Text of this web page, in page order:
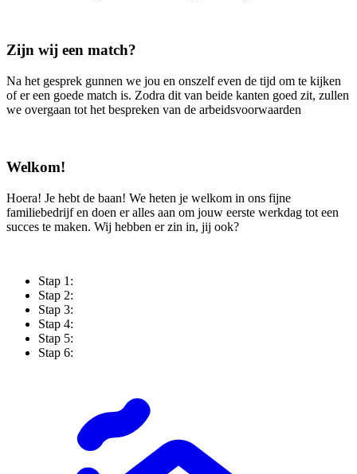
Zijn wij een match?
Na het gesprek gunnen we jou en onszelf even de tijd om te kijken
of er een goede match is. Zodra dit van beide kanten goed zit, zullen
we overgaan tot het bespreken van de arbeidsvoorwaarden
Welkom!
Hoera! Je hebt de baan! We heten je welkom in ons fijne
familiebedrijf en doen er alles aan om jouw eerste werkdag tot een
succes te maken. Wij hebben er zin in, jij ook?
Stap 1:
Stap 2:
Stap 3:
Stap 4:
Stap 5:
Stap 6: